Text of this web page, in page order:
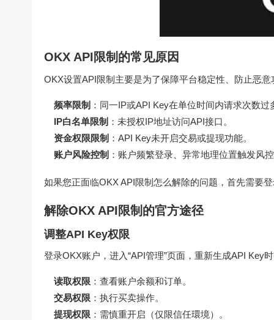
OKX API限制的常见原因
OKX设置API限制主要是为了保障平台稳定性、防止恶
频率限制 ：同一IP或API Key在单位时间内请求次数过
IP白名单限制 ：未授权IP地址访问API接口。
资金权限限制 ：API Key未开启交易或提现功能。
账户风险控制 ：账户频繁登录、异常地理位置触发风
如果您正面临OKX API限制怎么解除的问题，首先需要
解除OKX API限制的官方途径
调整API Key权限
登录OKX账户，进入“API管理”页面，重新生成API Key
读取权限 ：查看账户余额和订单。
交易权限 ：执行买卖操作。
提现权限 ：需慎重开启（仅限信任環境）。